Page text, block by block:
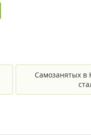
Самозанятых в